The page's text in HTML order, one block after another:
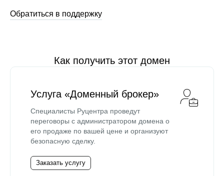
Обратиться в поддержку
Как получить этот домен
Услуга «Доменный брокер»
Специалисты Руцентра проведут
переговоры с администратором домена о
его продаже по вашей цене и организуют
безопасную сделку.
Заказать услугу